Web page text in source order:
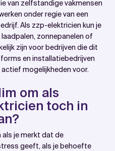
van zelfstandige vakmensen
onder regie van een
Als zzp-elektricien kun je
zonnepanelen of
zijn voor bedrijven die dit
en installatiebedrijven
mogelijkheden voor.
om als
toch in
als je merkt dat de
geeft, als je behoefte